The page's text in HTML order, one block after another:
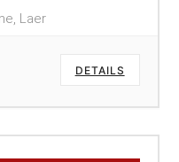
Laer
DETAILS